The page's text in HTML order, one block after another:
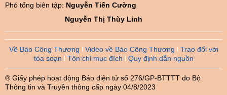
Phó tổng biên tập: Nguyễn Tiến Cường
Nguyễn Thị Thùy Linh
Về Báo Công Thương Video về Báo Công Thương
Trao đổi với
tòa soạn
Tôn chỉ mục đích Quy định dẫn nguồn
® Giấy phép hoạt động Báo điện tử số 276/GP-BTTTT do Bộ
Thông tin và Truyền thông cấp ngày 04/8/2023